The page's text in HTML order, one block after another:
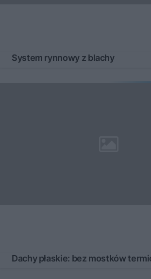
System rynnowy z blachy
Dachy płaskie: bez mostków